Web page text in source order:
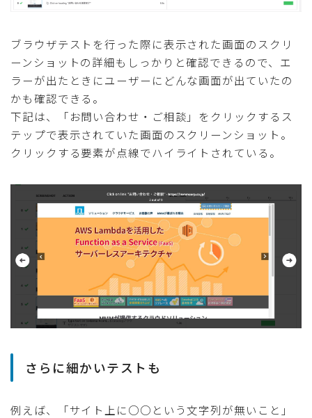
ブラウザテストを行った際に表示された画面のスクリ
ーンショットの詳細もしっかりと確認できるので、エ
ラーが出たときにユーザーにどんな画面が出ていたの
かも確認できる。
下記は、「お問い合わせ・ご相談」をクリックするス
テップで表示されていた画面のスクリーンショット。
クリックする要素が点線でハイライトされている。
さらに細かいテストも
例えば、「サイト上に○○という文字列が無いこと」